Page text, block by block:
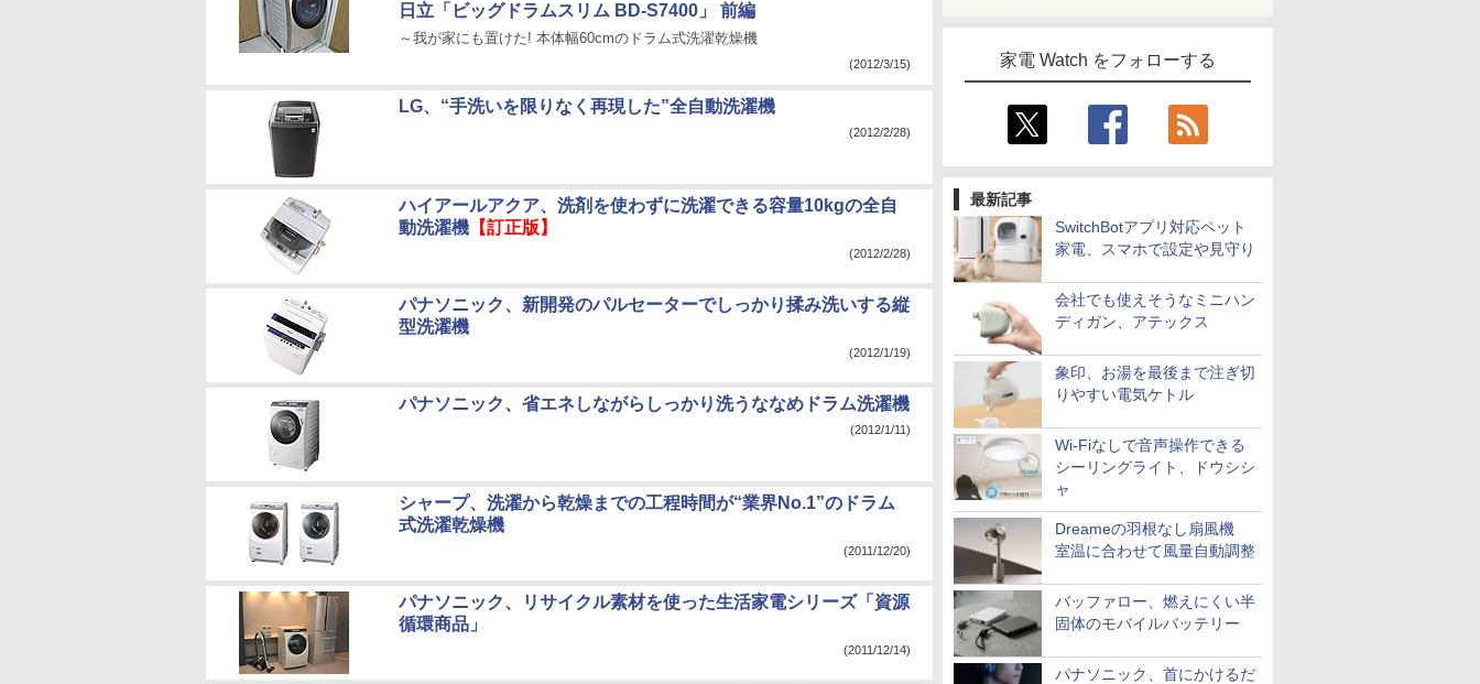
家電 Watch をフォローする
最新記事
SwitchBotアプリ対応ペット
家電、スマホで設定や見守り
会社でも使えそうなミニハン
ディガン、アテックス
象印、お湯を最後まで注ぎ切
りやすい電気ケトル
Wi-Fiなしで音声操作できる
シーリングライト、ドウシシ
ャ
Dreameの羽根なし扇風機
室温に合わせて風量自動調整
バッファロー、燃えにくい半
固体のモバイルバッテリー
パナソニック、首にかけるだ
日立「ビッグドラムスリム BD-S7400」 前編
～我が家にも置けた! 本体幅60cmのドラム式洗濯乾燥機
(2012/3/15)
LG、“手洗いを限りなく再現した”全自動洗濯機
(2012/2/28)
ハイアールアクア、洗剤を使わずに洗濯できる容量10kgの全自
動洗濯機 【訂正版】
(2012/2/28)
パナソニック、新開発のパルセーターでしっかり揉み洗いする縦
型洗濯機
(2012/1/19)
パナソニック、省エネしながらしっかり洗うななめドラム洗濯機
(2012/1/11)
シャープ、洗濯から乾燥までの工程時間が“業界No.1”のドラム
式洗濯乾燥機
(2011/12/20)
パナソニック、リサイクル素材を使った生活家電シリーズ「資源
循環商品」
(2011/12/14)